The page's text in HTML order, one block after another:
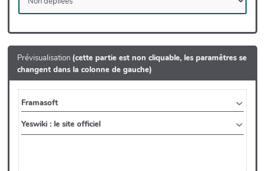
Prévisualisation (cette partie est non cliquable, les paramêtres se
changent dans la colonne de gauche)